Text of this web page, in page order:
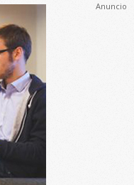
Anuncio